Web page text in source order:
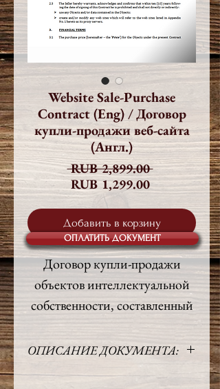
Website Sale-Purchase
Contract (Eng) / Договор
купли-продажи веб-сайта
(Англ.)
RUB 2,899.00 Обычная
цена
RUB 1,299.00Спеццена
Добавить в корзину
Договор купли-продажи
объектов интеллектуальной
собственности, составленный
по английскому праву и
предусматривающий
приобретение Веб-сайта и
ОПИСАНИЕ ДОКУМЕНТА:
Язык:
Английский
ОПЛАТИТЬ ДОКУМЕНТ